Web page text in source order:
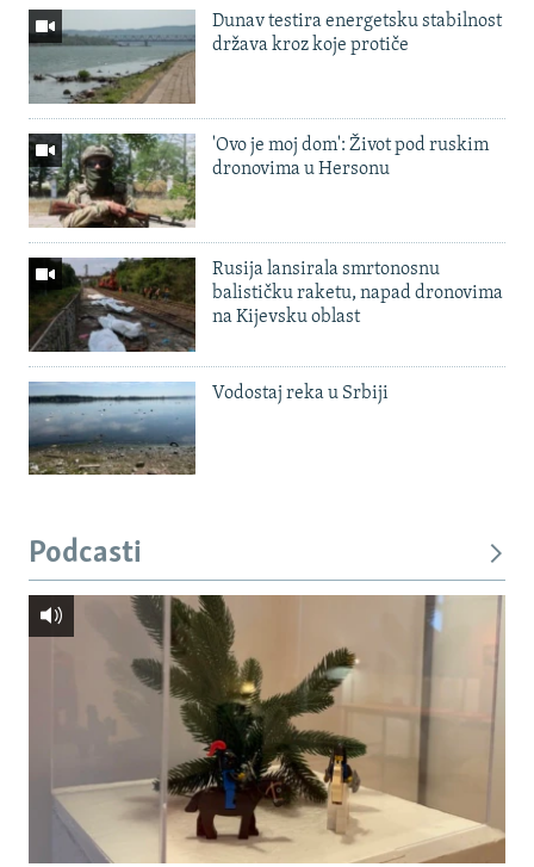
Dunav testira energetsku stabilnost
država kroz koje protiče
'Ovo je moj dom': Život pod ruskim
dronovima u Hersonu
Rusija lansirala smrtonosnu
balističku raketu, napad dronovima
na Kijevsku oblast
Vodostaj reka u Srbiji
Podcasti